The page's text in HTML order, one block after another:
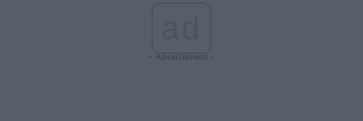
- Advertisment -